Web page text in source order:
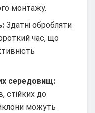
монтажу.
Здатні обробляти
час, що
середовищ:
стійких до
можуть